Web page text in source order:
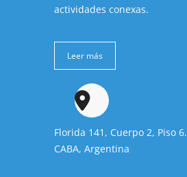
actividades conexas.
Leer más
Florida 141, Cuerpo 2, Piso 6.
CABA, Argentina